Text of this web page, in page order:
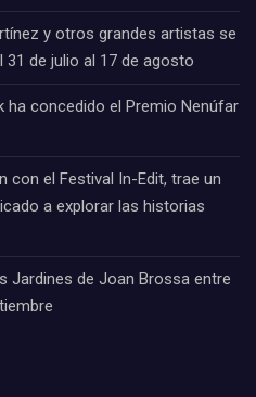
y otros grandes artistas se
31 de julio al 17 de agosto
ha concedido el Premio Nenúfar
con el Festival In-Edit, trae un
a explorar las historias
Jardines de Joan Brossa entre